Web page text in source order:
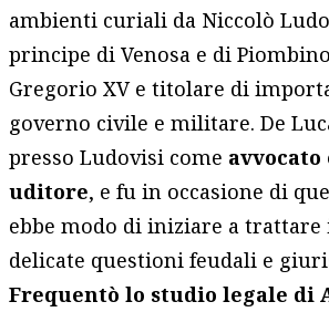
ambienti curiali da Niccolò
principe di Venosa e di
Gregorio XV e titolare di
governo civile e militare. De
presso Ludovisi come avvocato
uditore, e fu in occasione di
ebbe modo di iniziare a
delicate questioni feudali e
Frequentò lo studio legale di